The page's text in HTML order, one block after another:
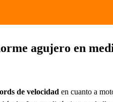
agujero en
de velocidad en cuanto a